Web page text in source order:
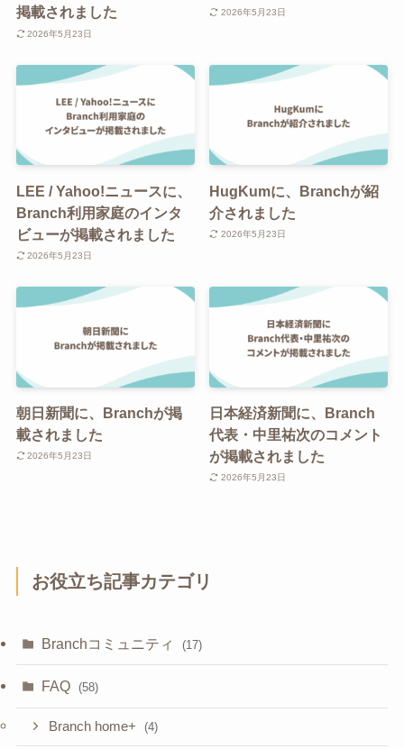
掲載されました
2026年5月23日
2026年5月23日
LEE / Yahoo!ニュースに、
Branch利用家庭のインタ
ビューが掲載されました
2026年5月23日
HugKumに、Branchが紹
介されました
2026年5月23日
朝日新聞に、Branchが掲
載されました
2026年5月23日
日本経済新聞に、Branch
代表・中里祐次のコメント
が掲載されました
2026年5月23日
お役立ち記事カテゴリ
Branchコミュニティ (17)
FAQ (58)
Branch home+ (4)